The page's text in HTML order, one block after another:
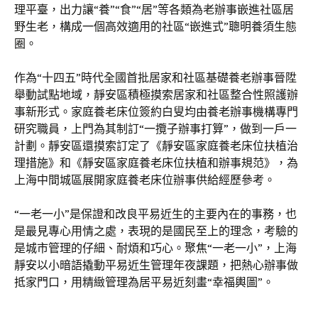
理平臺，出力讓“養”“食”“居”等各類為老辦事嵌進社區居
野生老，構成一個高效適用的社區“嵌進式”聰明養須生態
圈。
作為“十四五”時代全國首批居家和社區基礎養老辦事晉陞
舉動試點地域，靜安區積極摸索居家和社區整合性照護辦
事新形式。家庭養老床位簽約白叟均由養老辦事機構專門
研究職員，上門為其制訂“一攬子辦事打算”，做到一戶一
計劃。靜安區還摸索訂定了《靜安區家庭養老床位扶植治
理措施》和《靜安區家庭養老床位扶植和辦事規范》，為
上海中間城區展開家庭養老床位辦事供給經歷參考。
“一老一小”是保證和改良平易近生的主要內在的事務，也
是最見專心用情之處，表現的是國民至上的理念，考驗的
是城市管理的仔細、耐煩和巧心。聚焦“一老一小”，上海
靜安以小暗語撬動平易近生管理年夜課題，把熱心辦事做
抵家門口，用精緻管理為居平易近刻畫“幸福輿圖”。